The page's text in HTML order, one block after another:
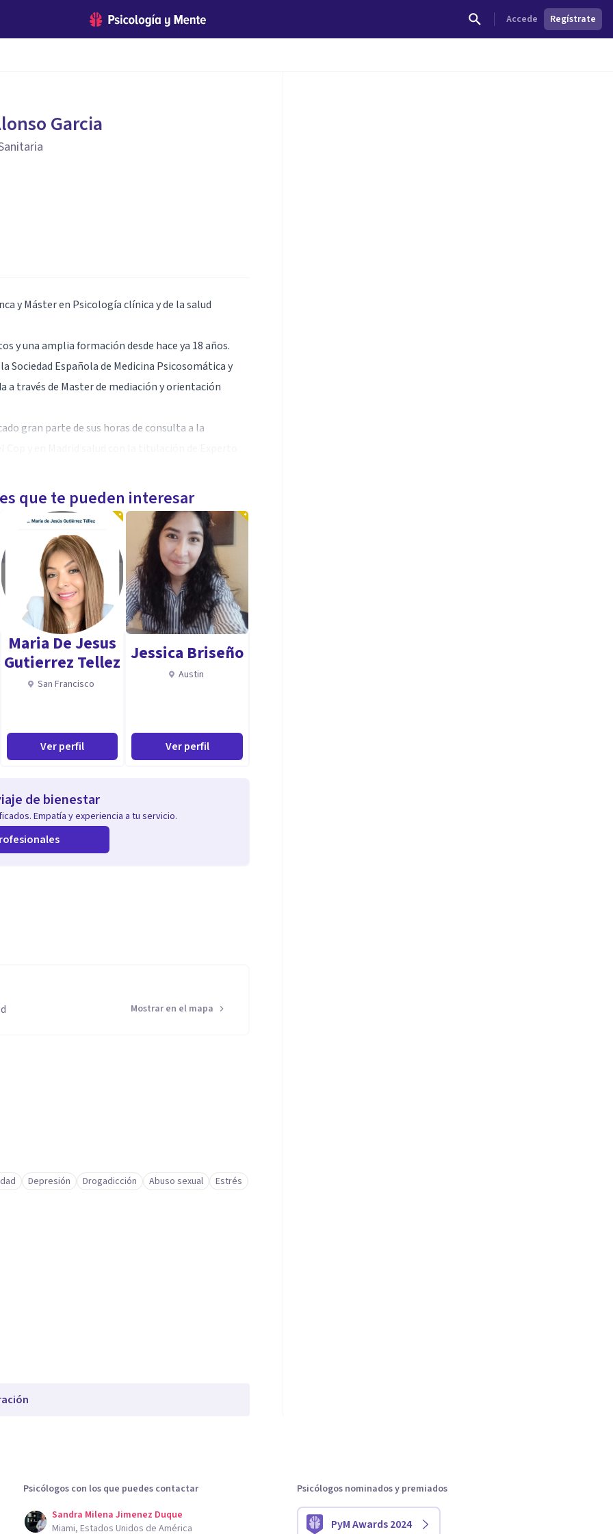
Accede Regístrate
Garcia
y Máster en Psicología clínica y de la salud
y una amplia formación desde hace ya 18 años.
Española de Medicina Psicosomática y
a través de Master de mediación y orientación
gran parte de sus horas de consulta a la
año 2007 como un proyecto entusiasta, con el fin
calidad y calidez humana. El equipo que
colaborativo y completo.
Conductual para casos difíciles, obteniendo el
distimia, T. bipolar…)
corporal( anorexia, bulimia, sobreingesta
ira.
que te pueden interesar
Maria De Jesus
Gutierrez Tellez
San Francisco
Ver perfil
Jessica Briseño
Austin
Ver perfil
de bienestar
Empatía y experiencia a tu servicio.
Mostrar en el mapa
Depresión Drogadicción Abuso sexual
Estrés
Psicólogos con los que puedes contactar
Sandra Milena Jimenez Duque
Miami, Estados Unidos de América
Psicólogos nominados y premiados
PyM Awards 2024